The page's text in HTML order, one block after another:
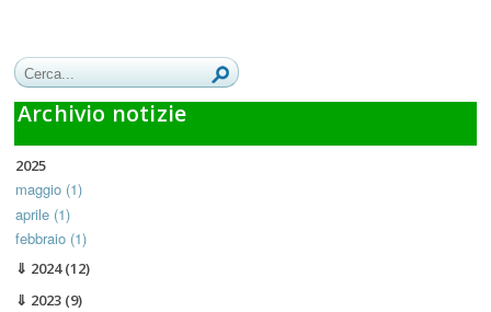
Archivio notizie
2025
maggio (1)
aprile (1)
febbraio (1)
2024(12)
2023 (9)